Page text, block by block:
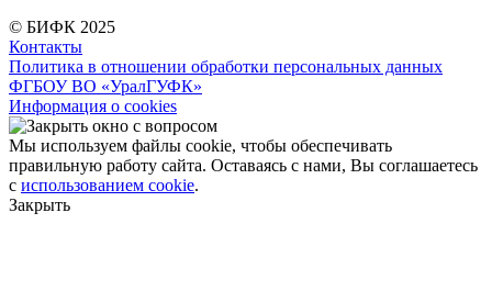
© БИФК 2025
Контакты
Политика в отношении обработки персональных данных
ФГБОУ ВО «УралГУФК»
Информация о cookies
Мы используем файлы cookie, чтобы обеспечивать
правильную работу сайта. Оставаясь с нами, Вы соглашаетесь
с использованием cookie.
Закрыть